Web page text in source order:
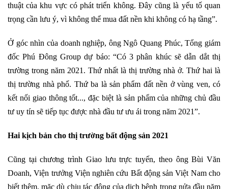
thuật của khu vực có phát triển không. Đây cũng là yếu tố quan
trọng cần lưu ý, vì không thể mua đất nền khi không có hạ tầng”.
Ở góc nhìn của doanh nghiệp, ông Ngô Quang Phúc, Tổng giám
đốc Phú Đông Group dự báo: “Có 3 phân khúc sẽ dẫn dắt thị
trường trong năm 2021. Thứ nhất là thị trường nhà ở. Thứ hai là
thị trường nhà phố. Thứ ba là sản phẩm đất nền ở vùng ven, có
kết nối giao thông tốt..., đặc biệt là sản phẩm của những chủ đầu
tư uy tín sẽ tiếp tục được nhà đầu tư ưu ái trong năm 2021”.
Hai kịch bản cho thị trường bất động sản 2021
Cũng tại chương trình Giao lưu trực tuyến, theo ông Bùi Văn
Doanh, Viện trưởng Viện nghiên cứu Bất động sản Việt Nam cho
biết thêm, mặc dù chịu tác động của dịch bệnh trong nửa đầu năm